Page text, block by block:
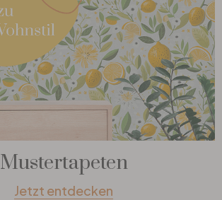
Mustertapeten
Jetzt entdecken